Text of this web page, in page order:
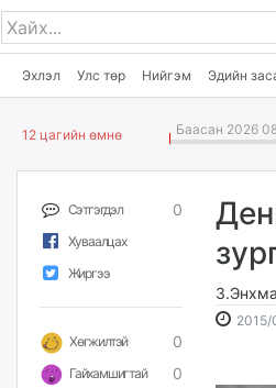
Эхлэл Улс төр Нийгэм Эдийн
12 цагийн өмнө Баасан 2026
Сэтгэгдэл 0
Хуваалцах
Жиргээ
Хөгжилтэй 0
Гайхамшигтай 0